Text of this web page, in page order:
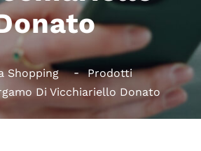
Shopping
Prodotti
Di Vicchiariello Donato